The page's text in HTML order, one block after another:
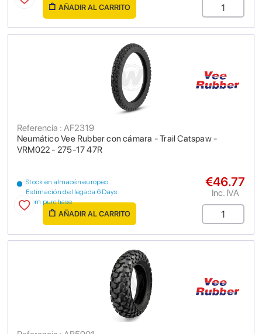
AÑADIR AL CARRITO
Neumático Vee Rubber con cámara - Trail Catspaw -
VRM022 - 275-17 47R
Referencia : AF2319
Stock en almacén europeo
Estimación de llegada 6 Days
from purchase
€46.77
Inc. IVA
AÑADIR AL CARRITO